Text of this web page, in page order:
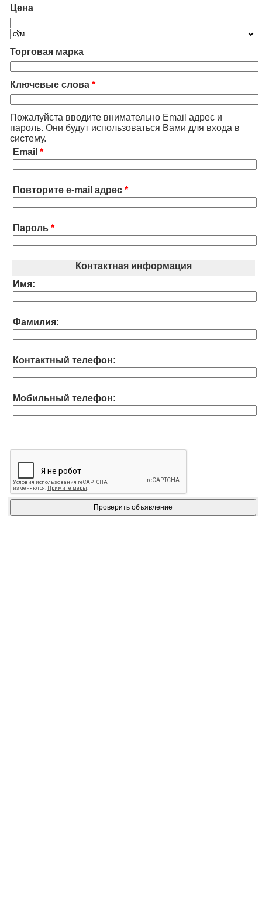
Цена
Торговая марка
Ключевые слова *
Пожалуйста вводите внимательно Email адрес и
пароль. Они будут использоваться Вами для входа в
систему.
Email *
Повторите e-mail адрес *
Пароль *
Контактная информация
Имя:
Фамилия:
Контактный телефон:
Мобильный телефон: